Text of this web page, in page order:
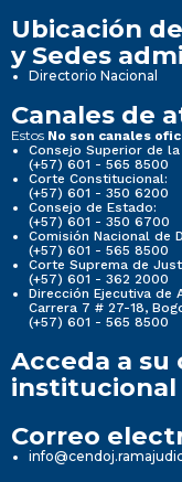
Ubicación
y Sedes
Directorio Nacional
Canales de
Estos No son canales
Consejo Superior de
(+57) 601 - 565 8500
Corte Constitucional:
(+57) 601 - 350 6200
Consejo de Estado:
(+57) 601 - 350 6700
Comisión Nacional de
(+57) 601 - 565 8500
Corte Suprema de
(+57) 601 - 362 2000
Dirección Ejecutiva de
Carrera 7 # 27-18,
(+57) 601 - 565 8500
Acceda a
institucional
Correo